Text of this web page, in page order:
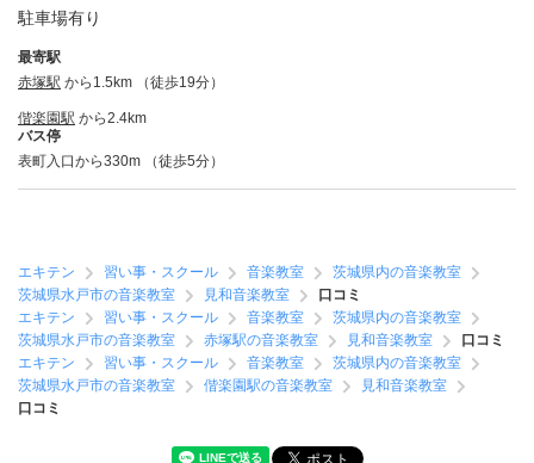
駐車場有り
最寄駅
赤塚駅 から1.5km （徒歩19分）
偕楽園駅 から2.4km
バス停
表町入口から330m （徒歩5分）
エキテン 習い事・スクール 音楽教室
茨城県内の音楽教室
茨城県水戸市の音楽教室
見和音楽教室
口コミ
エキテン
習い事・スクール 音楽教室
茨城県内の音楽教室
茨城県水戸市の音楽教室
赤塚駅の音楽教室 見和音楽教室
口コミ
エキテン
習い事・スクール 音楽教室
茨城県内の音楽教室
茨城県水戸市の音楽教室
偕楽園駅の音楽教室
見和音楽教室
口コミ